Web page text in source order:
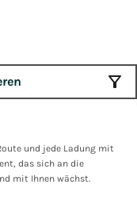
und jede Ladung mit
das sich an die
mit Ihnen wächst.